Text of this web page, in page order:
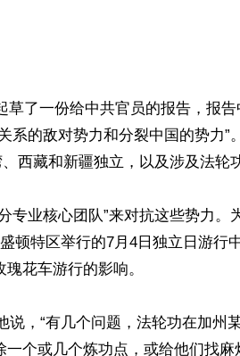
草了一份给中共官员的报告，报
系的敌对势力和分裂中国的势力”
西藏和新疆独立，以及涉及法轮
专业核心团队”来对抗这些势力。
顿特区举行的7月4日独立日游行
花车游行的影响。
说，“有几个问题，法轮功在加州
个或几个炼功点，或给他们找麻